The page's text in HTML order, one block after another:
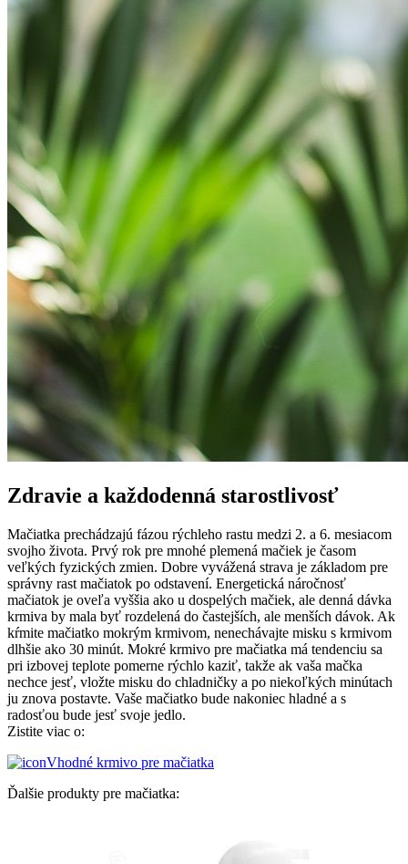
Zdravie a každodenná starostlivosť
Mačiatka prechádzajú fázou rýchleho rastu medzi 2. a 6. mesiacom
svojho života. Prvý rok pre mnohé plemená mačiek je časom
veľkých fyzických zmien. Dobre vyvážená strava je základom pre
správny rast mačiatok po odstavení. Energetická náročnosť
mačiatok je oveľa vyššia ako u dospelých mačiek, ale denná dávka
krmiva by mala byť rozdelená do častejších, ale menších dávok. Ak
kŕmite mačiatko mokrým krmivom, nenechávajte misku s krmivom
dlhšie ako 30 minút. Mokré krmivo pre mačiatka má tendenciu sa
pri izbovej teplote pomerne rýchlo kaziť, takže ak vaša mačka
nechce jesť, vložte misku do chladničky a po niekoľkých minútach
ju znova postavte. Vaše mačiatko bude nakoniec hladné a s
radosťou bude jesť svoje jedlo.
Zistite viac o:
Vhodné krmivo pre mačiatka
Ďalšie produkty pre mačiatka: